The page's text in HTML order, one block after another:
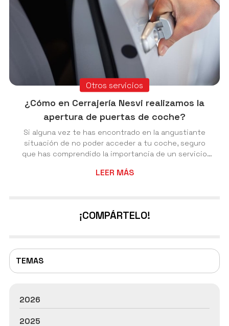
TEMAS
¿Cómo en Cerrajería Nesvi realizamos la
apertura de puertas de coche?
Otros servicios
Si alguna vez te has encontrado en la angustiante
situación de no poder acceder a tu coche, seguro
que has comprendido la importancia de un servicio
En Cerrajería Nesvi, somos especialistas en este tipo
cliente Lo que nos diferencia de otras cerrajerías en
LEER MÁS
¡COMPÁRTELO!
2026
2025